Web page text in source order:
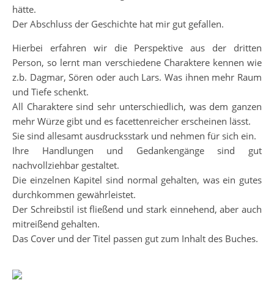
hätte.
Der Abschluss der Geschichte hat mir gut gefallen.
Hierbei erfahren wir die Perspektive aus der dritten
Person, so lernt man verschiedene Charaktere kennen wie
z.b. Dagmar, Sören oder auch Lars. Was ihnen mehr Raum
und Tiefe schenkt.
All Charaktere sind sehr unterschiedlich, was dem ganzen
mehr Würze gibt und es facettenreicher erscheinen lässt.
Sie sind allesamt ausdrucksstark und nehmen für sich ein.
Ihre Handlungen und Gedankengänge sind gut
nachvollziehbar gestaltet.
Die einzelnen Kapitel sind normal gehalten, was ein gutes
durchkommen gewährleistet.
Der Schreibstil ist fließend und stark einnehend, aber auch
mitreißend gehalten.
Das Cover und der Titel passen gut zum Inhalt des Buches.